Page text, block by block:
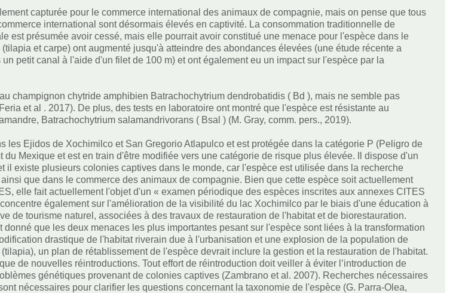
capturée pour le commerce international des animaux de compagnie, mais on pense que tous
international sont désormais élevés en captivité. La consommation traditionnelle de
est présumée avoir cessé, mais elle pourrait avoir constitué une menace pour l'espèce dans le
et carpe) ont augmenté jusqu'à atteindre des abondances élevées (une étude récente a
petit canal à l'aide d'un filet de 100 m) et ont également eu un impact sur l'espèce par la
champignon chytride amphibien Batrachochytrium dendrobatidis ( Bd ), mais ne semble pas
et al . 2017). De plus, des tests en laboratoire ont montré que l'espèce est résistante au
Batrachochytrium salamandrivorans ( Bsal ) (M. Gray, comm. pers., 2019).
les Ejidos de Xochimilco et San Gregorio Atlapulco et est protégée dans la catégorie P (Peligro de
du Mexique et est en train d'être modifiée vers une catégorie de risque plus élevée. Il dispose d'un
il existe plusieurs colonies captives dans le monde, car l'espèce est utilisée dans la recherche
que dans le commerce des animaux de compagnie. Bien que cette espèce soit actuellement
elle fait actuellement l'objet d'un « examen périodique des espèces inscrites aux annexes CITES
également sur l'amélioration de la visibilité du lac Xochimilco par le biais d'une éducation à
de tourisme naturel, associées à des travaux de restauration de l'habitat et de biorestauration.
donné que les deux menaces les plus importantes pesant sur l'espèce sont liées à la transformation
drastique de l'habitat riverain due à l'urbanisation et une explosion de la population de
un plan de rétablissement de l'espèce devrait inclure la gestion et la restauration de l'habitat.
de nouvelles réintroductions. Tout effort de réintroduction doit veiller à éviter l’introduction de
génétiques provenant de colonies captives (Zambrano et al. 2007). Recherches nécessaires
nécessaires pour clarifier les questions concernant la taxonomie de l'espèce (G. Parra-Olea,